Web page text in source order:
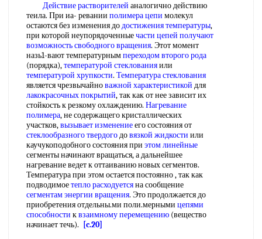
Действие растворителей аналогично действию
теила. При иа- ревании полимера цепи молекул
остаются без изменения додостижения температуры,
при которой неупорядоченныечасти цепей получают
возможностьсвободного вращения. Этот момент
назь1-вают температурнымпереходом второго рода
(порядка),температурой стеклованияили
температурой хрупкости. Температура стеклования
является чрезвычайноважной характеристикой для
лакокрасочных покрытий, так как от нее зависит их
стойкость к резкому охлаждению. Нагревание
полимера, не содержащего кристаллических
участков,вызывает изменениеего состояния от
стеклообразного твердогодовязкой жидкости или
каучукоподобного состояния при этом линейные
сегменты начинают вращаться, а дальнейшее
нагревание ведет к оттаиванию новых сегментов.
Температура при этом остается постоянно , так как
подводимоетепло расходуетсяна сообщение
сегментам энергии вращения. Это продолжается до
приобретения отдельны.ми поли.мерными цепями
способности квзаимному перемещению (вещество
начинает течь).
[c.20]